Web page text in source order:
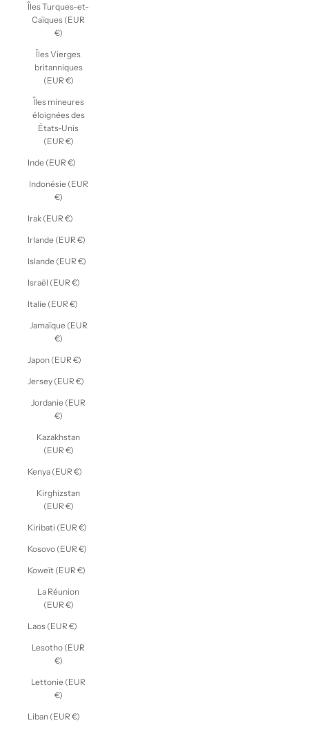
Îles Turques-et-
Caïques (EUR
€)
Îles Vierges
britanniques
(EUR €)
Îles mineures
éloignées des
États-Unis
(EUR €)
Inde (EUR €)
Indonésie (EUR
€)
Irak (EUR €)
Irlande (EUR €)
Islande (EUR €)
Israël (EUR €)
Italie (EUR €)
Jamaïque (EUR
€)
Japon (EUR €)
Jersey (EUR €)
Jordanie (EUR
€)
Kazakhstan
(EUR €)
Kenya (EUR €)
Kirghizstan
(EUR €)
Kiribati (EUR €)
Kosovo (EUR €)
Koweït (EUR €)
La Réunion
(EUR €)
Laos (EUR €)
Lesotho (EUR
€)
Lettonie (EUR
€)
Liban (EUR €)